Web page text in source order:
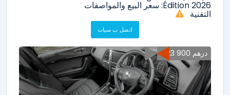
Édition 2026: سعر البيع والمواصفات
التقنية
اتصل ب سيات
423 900 درهم